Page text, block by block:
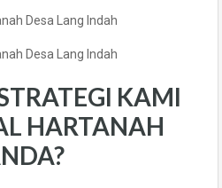
KAMI
HARTANAH